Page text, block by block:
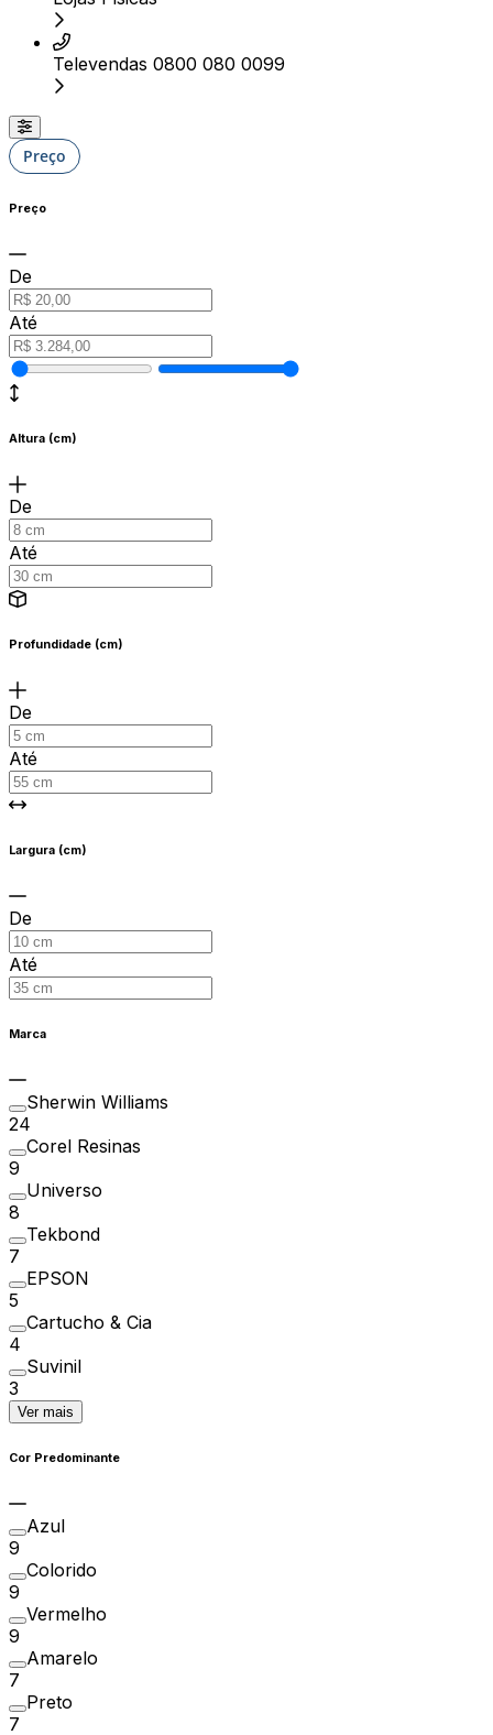
Televendas 0800 080 0099
Preço
Preço
De
Até
Altura (cm)
De
Até
Profundidade (cm)
De
Até
Largura (cm)
De
Até
Marca
Sherwin Williams
24
Corel Resinas
9
Universo
8
Tekbond
7
EPSON
5
Cartucho & Cia
4
Suvinil
3
Ver mais
Cor Predominante
Azul
9
Colorido
9
Vermelho
9
Amarelo
7
Preto
7